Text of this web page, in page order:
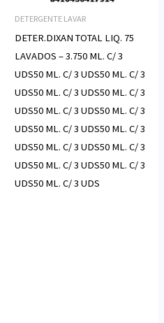
DETERGENTE LAVAR
DETER.DIXAN TOTAL LIQ. 75
LAVADOS – 3.750 ML. C/ 3
UDS50 ML. C/ 3 UDS50 ML. C/ 3
UDS50 ML. C/ 3 UDS50 ML. C/ 3
UDS50 ML. C/ 3 UDS50 ML. C/ 3
UDS50 ML. C/ 3 UDS50 ML. C/ 3
UDS50 ML. C/ 3 UDS50 ML. C/ 3
UDS50 ML. C/ 3 UDS50 ML. C/ 3
UDS50 ML. C/ 3 UDS